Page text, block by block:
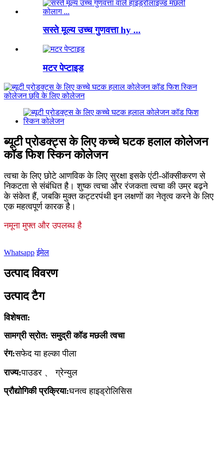
सस्ते मूल्य उच्च गुणवत्ता hy ...
मटर पेप्टाइड
ब्यूटी प्रोडक्ट्स के लिए कच्चे घटक हलाल कोलेजन
कॉड फिश स्किन कोलेजन
त्वचा के लिए छोटे आणविक के लिए सुरक्षा इसके एंटी-ऑक्सीकरण से
निकटता से संबंधित है। शुष्क त्वचा और रंजकता त्वचा की उम्र बढ़ने
के संकेत हैं, जबकि मुक्त कट्टरपंथी इन लक्षणों का नेतृत्व करने के लिए
एक महत्वपूर्ण कारक है।
नमूना मुफ्त और उपलब्ध है
Whatsapp ईमेल
उत्पाद विवरण
उत्पाद टैग
विशेषता:
सामग्री स्रोत: समुद्री कॉड मछली त्वचा
रंग:सफेद या हल्का पीला
राज्य:पाउडर 、 ग्रेन्युल
प्रौद्योगिकी प्रक्रिया:घनत्व हाइड्रोलिसिस